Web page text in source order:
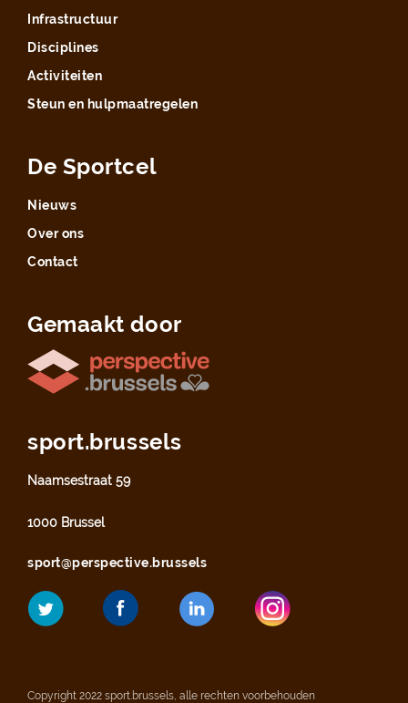
Infrastructuur
Disciplines
Activiteiten
Steun en hulpmaatregelen
De Sportcel
Nieuws
Over ons
Contact
Gemaakt door
sport.brussels
Naamsestraat 59
1000 Brussel
sport@perspective.brussels
Copyright 2022 sport.brussels, alle rechten voorbehouden